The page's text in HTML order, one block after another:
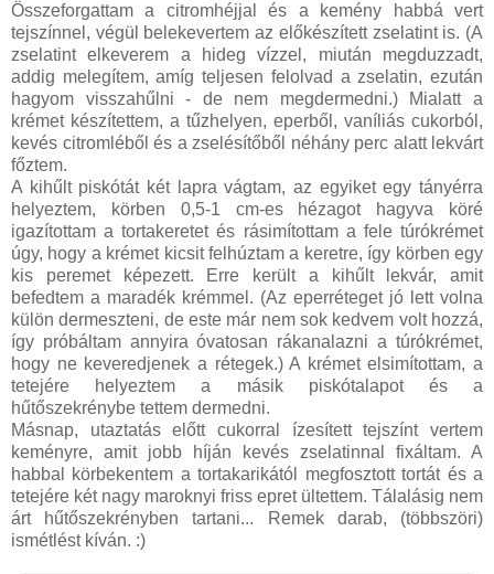
Összeforgattam a citromhéjjal és a kemény habbá vert
tejszínnel, végül belekevertem az előkészített zselatint is. (A
zselatint elkeverem a hideg vízzel, miután megduzzadt,
addig melegítem, amíg teljesen felolvad a zselatin, ezután
hagyom visszahűlni - de nem megdermedni.) Mialatt a
krémet készítettem, a tűzhelyen, eperből, vaníliás cukorból,
kevés citromléből és a zselésítőből néhány perc alatt lekvárt
főztem.
A kihűlt piskótát két lapra vágtam, az egyiket egy tányérra
helyeztem, körben 0,5-1 cm-es hézagot hagyva köré
igazítottam a tortakeretet és rásimítottam a fele túrókrémet
úgy, hogy a krémet kicsit felhúztam a keretre, így körben egy
kis peremet képezett. Erre került a kihűlt lekvár, amit
befedtem a maradék krémmel. (Az eperréteget jó lett volna
külön dermeszteni, de este már nem sok kedvem volt hozzá,
így próbáltam annyira óvatosan rákanalazni a túrókrémet,
hogy ne keveredjenek a rétegek.) A krémet elsimítottam, a
tetejére helyeztem a másik piskótalapot és a
hűtőszekrénybe tettem dermedni.
Másnap, utaztatás előtt cukorral ízesített tejszínt vertem
keményre, amit jobb híján kevés zselatinnal fixáltam. A
habbal körbekentem a tortakarikától megfosztott tortát és a
tetejére két nagy maroknyi friss epret ültettem. Tálalásig nem
árt hűtőszekrényben tartani... Remek darab, (többszöri)
ismétlést kíván. :)